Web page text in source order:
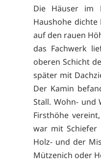
Die Häuser im
Haushohe dichte
auf den rauen
das Fachwerk
oberen Schicht
später mit
Der Kamin
Stall. Wohn- und
Firsthöhe
war mit Schiefer
Holz- und der
Mützenich oder